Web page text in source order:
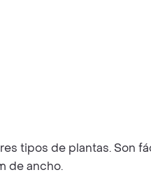
tipos de plantas. Son
de ancho.